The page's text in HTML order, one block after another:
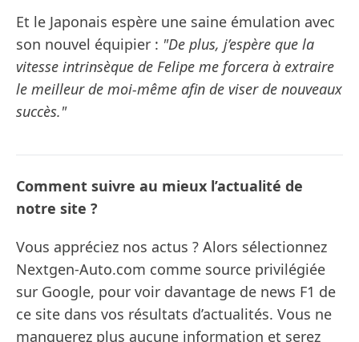
Et le Japonais espère une saine émulation avec
son nouvel équipier : "De plus, j’espère que la
vitesse intrinsèque de Felipe me forcera à extraire
le meilleur de moi-même afin de viser de nouveaux
succès."
Comment suivre au mieux l’actualité de
notre site ?
Vous appréciez nos actus ? Alors sélectionnez
Nextgen-Auto.com comme source privilégiée
sur Google, pour voir davantage de news F1 de
ce site dans vos résultats d’actualités. Vous ne
manquerez plus aucune information et serez